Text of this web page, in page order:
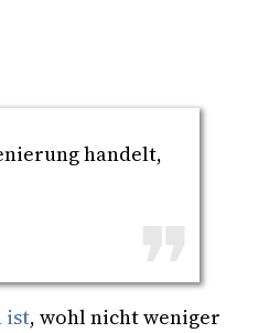
handelt,
ist, wohl nicht weniger